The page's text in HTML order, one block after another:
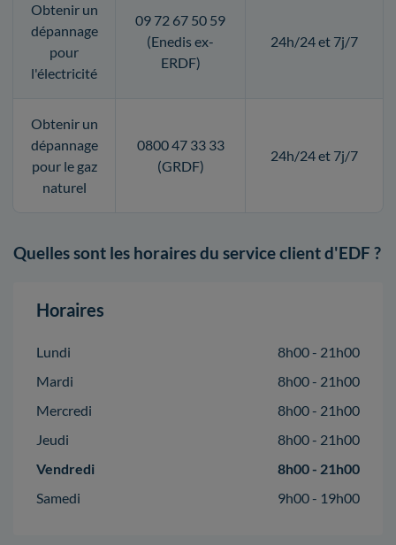
Obtenir un
dépannage
pour
l'électricité
09 72 67 50 59
(Enedis ex-
ERDF)
24h/24 et 7j/7
Obtenir un
dépannage
pour le gaz
naturel
0800 47 33 33
(GRDF)
24h/24 et 7j/7
Quelles sont les horaires du service client d'EDF ?
Horaires
Lundi
8h00 - 21h00
Mardi
8h00 - 21h00
Mercredi
8h00 - 21h00
Jeudi
8h00 - 21h00
Vendredi
8h00 - 21h00
Samedi
9h00 - 19h00